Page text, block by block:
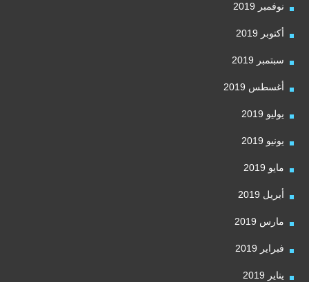
نوفمبر 2019
أكتوبر 2019
سبتمبر 2019
أغسطس 2019
يوليو 2019
يونيو 2019
مايو 2019
أبريل 2019
مارس 2019
فبراير 2019
يناير 2019